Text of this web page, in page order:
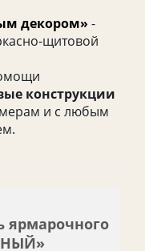
декором» -
щитовой
конструкции
и с любым
ярмарочного